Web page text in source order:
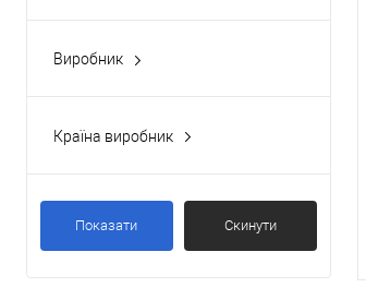
Виробник
Країна виробник
Показати Скинути